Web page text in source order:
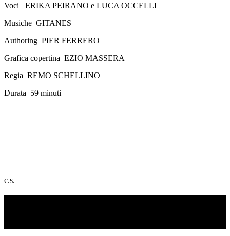
Voci ERIKA PEIRANO e LUCA OCCELLI
Musiche GITANES
Authoring PIER FERRERO
Grafica copertina EZIO MASSERA
Regia REMO SCHELLINO
Durata 59 minuti
c.s.